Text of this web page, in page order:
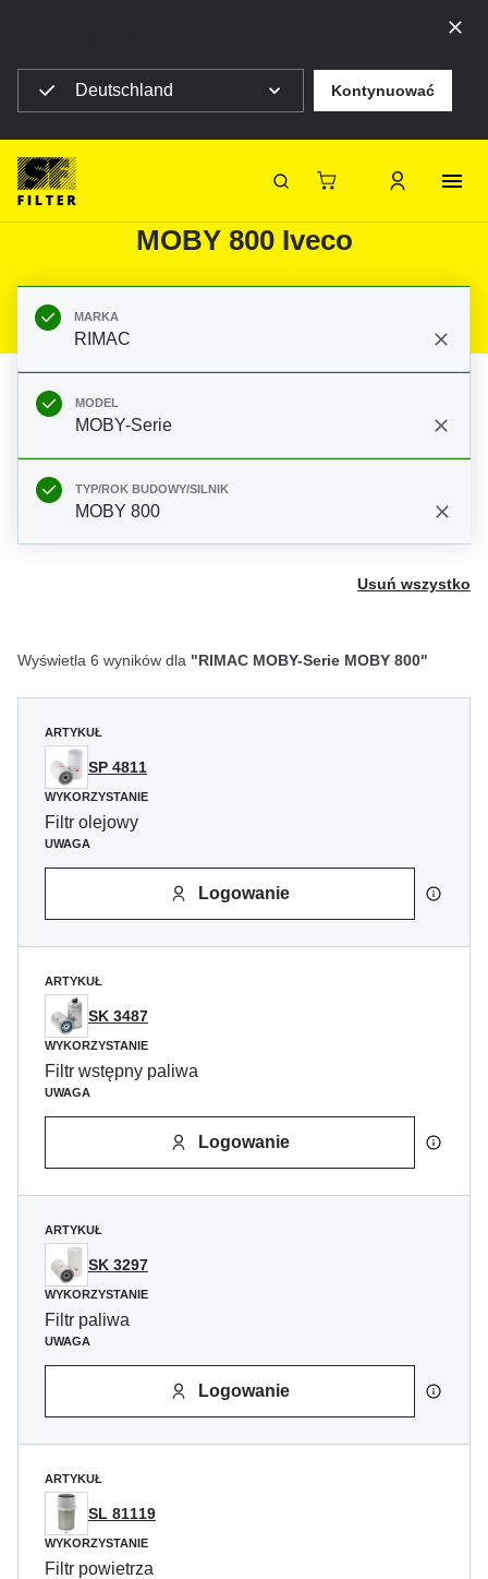
Deutschland Kontynuować
SF-FilterFiltry do RIMAC MOBY-Serie
MOBY 800 Iveco
MARKA
RIMAC
MODEL
MOBY-Serie
TYP/ROK BUDOWY/SILNIK
MOBY 800
Usuń wszystko
Wyświetla 6 wyników dla "RIMAC MOBY-Serie MOBY 800"
ARTYKUŁ
SP 4811
WYKORZYSTANIE
Filtr olejowy
UWAGA
Logowanie
ARTYKUŁ
SK 3487
WYKORZYSTANIE
Filtr wstępny paliwa
UWAGA
Logowanie
ARTYKUŁ
SK 3297
WYKORZYSTANIE
Filtr paliwa
UWAGA
Logowanie
ARTYKUŁ
SL 81119
WYKORZYSTANIE
Filtr powietrza